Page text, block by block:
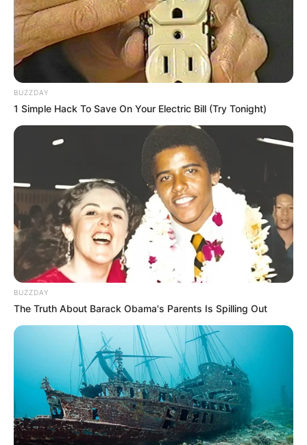
LIHAT ARTIKEL LAINNYA
BUZZDAY
1 Simple Hack To Save On Your Electric Bill (Try Tonight)
BUZZDAY
The Truth About Barack Obama's Parents Is Spilling Out